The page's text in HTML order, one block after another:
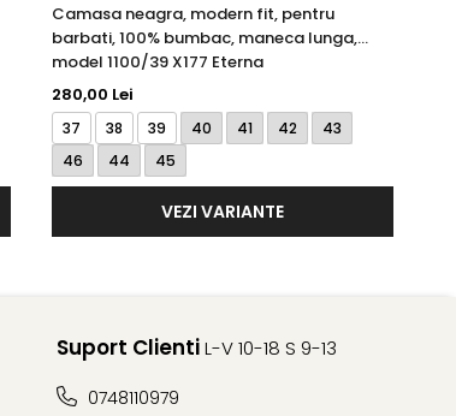
Camasa neagra, modern fit, pentru
barbati, 100% bumbac, maneca lunga,
model 1100/39 X177 Eterna
280,00 Lei
37 38 39 40 41 42
43
46
44 45
VEZI VARIANTE
Suport ClientiL-V 10-18 S 9-13
0748110979